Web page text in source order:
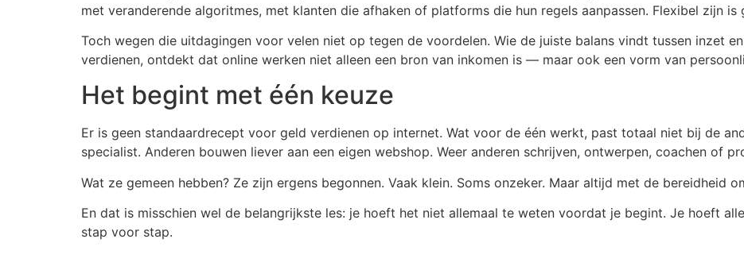
met veranderende algoritmes, met klanten die afhaken of platforms die hun regels aanpassen. Flexibel zijn is
Toch wegen die uitdagingen voor velen niet op tegen de voordelen. Wie de juiste balans vindt tussen inzet
verdienen, ontdekt dat online werken niet alleen een bron van inkomen is — maar ook een vorm van
Het begint met één keuze
Er is geen standaardrecept voor geld verdienen op internet. Wat voor de één werkt, past totaal niet bij de
specialist. Anderen bouwen liever aan een eigen webshop. Weer anderen schrijven, ontwerpen, coachen of
Wat ze gemeen hebben? Ze zijn ergens begonnen. Vaak klein. Soms onzeker. Maar altijd met de bereidheid
En dat is misschien wel de belangrijkste les: je hoeft het niet allemaal te weten voordat je begint. Je hoeft
stap voor stap.